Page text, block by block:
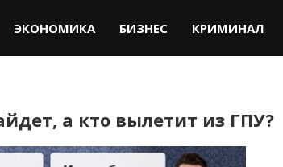
ЭКОНОМИКА БИЗНЕС КРИМИНАЛ
а кто вылетит из ГПУ?